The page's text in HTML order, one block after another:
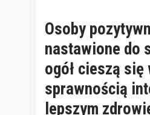
Osoby
nastawione do
ogół cieszą się
sprawnością
lepszym